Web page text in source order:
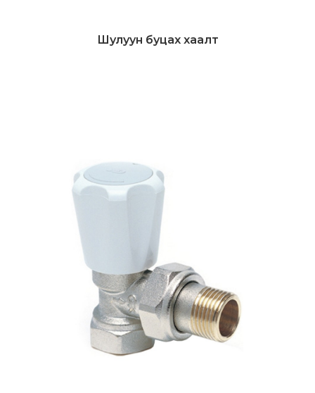
ДэлгэрэнгүйШулуун буцах хаалт